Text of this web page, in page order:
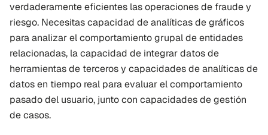
verdaderamente eficientes las operaciones de fraude y
riesgo. Necesitas capacidad de analíticas de gráficos
para analizar el comportamiento grupal de entidades
relacionadas, la capacidad de integrar datos de
herramientas de terceros y capacidades de analíticas de
datos en tiempo real para evaluar el comportamiento
pasado del usuario, junto con capacidades de gestión
de casos.